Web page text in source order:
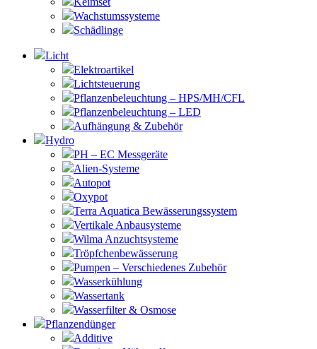
Wachstumssysteme
Schädlinge
Licht
Elektroartikel
Lichtsteuerung
Pflanzenbeleuchtung – HPS/MH/CFL
Pflanzenbeleuchtung – LED
Aufhängung & Zubehör
Hydro
PH – EC Messgeräte
Alien-Systeme
Autopot
Oxypot
Terra Aquatica Bewässerungssystem
Vertikale Anbausysteme
Wilma Anzuchtsysteme
Tröpfchenbewässerung
Pumpen – Verschiedenes Zubehör
Wasserkühlung
Wassertank
Wasserfilter & Osmose
Pflanzendünger
Additive